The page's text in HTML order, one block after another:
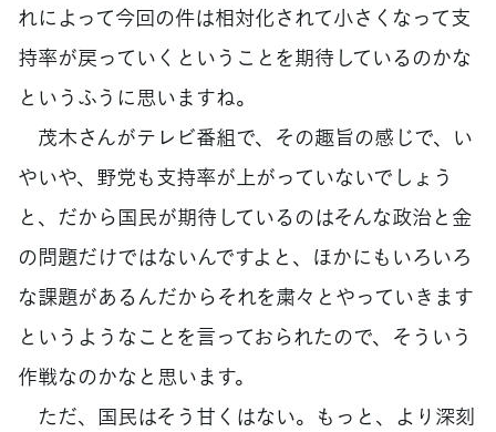
れによって今回の件は相対化されて小さくなって支
持率が戻っていくということを期待しているのかな
というふうに思いますね。
茂木さんがテレビ番組で、その趣旨の感じで、い
やいや、野党も支持率が上がっていないでしょう
と、だから国民が期待しているのはそんな政治と金
の問題だけではないんですよと、ほかにもいろいろ
な課題があるんだからそれを粛々とやっていきます
というようなことを言っておられたので、そういう
作戦なのかなと思います。
ただ、国民はそう甘くはない。もっと、より深刻